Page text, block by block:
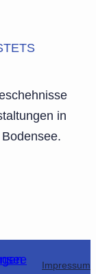
in
Impressum